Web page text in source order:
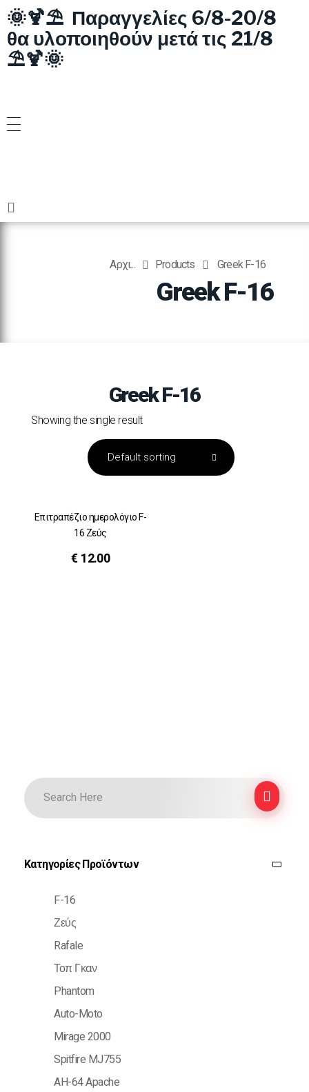
🌞🍹⛱️ Παραγγελίες 6/8-20/8
θα υλοποιηθούν μετά τις 21/8
⛱️🍹🌞
Αρχι... Products Greek F-16
Greek F-16
Greek F-16
Showing the single result
Επιτραπέζιο ημερολόγιο F-
16 Ζεύς
€ 12.00
Κατηγορίες Προϊόντων
F-16
Ζεύς
Rafale
Τοπ Γκαν
Phantom
Auto-Moto
Mirage 2000
Spitfire MJ755
AH-64 Apache